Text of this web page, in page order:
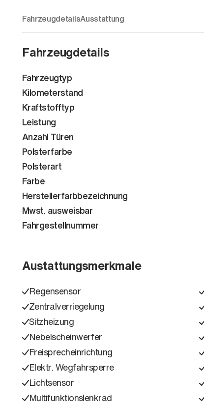
FahrzeugdetailsAusstattung
Fahrzeugdetails
Fahrzeugtyp
Kilometerstand
Kraftstofftyp
Leistung
Anzahl Türen
Polsterfarbe
Polsterart
Farbe
Herstellerfarbbezeichnung
Mwst. ausweisbar
Fahrgestellnummer
Austattungsmerkmale
Regensensor
Zentralverriegelung
Sitzheizung
Nebelscheinwerfer
Freisprecheinrichtung
Elektr. Wegfahrsperre
Lichtsensor
Multifunktionslenkrad